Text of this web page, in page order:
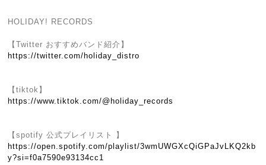
HOLIDAY! RECORDS
【Twitter おすすめバンド紹介】
https://twitter.com/holiday_distro
【tiktok】
https://www.tiktok.com/@holiday_records
【spotify 公式プレイリスト 】
https://open.spotify.com/playlist/3wmUWGXcQiGPaJvLKQ2kb
y?si=f0a7590e93134cc1